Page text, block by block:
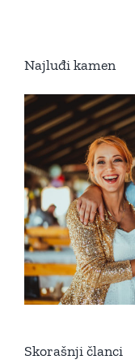
Najluđi kamen
Skorašnji članci